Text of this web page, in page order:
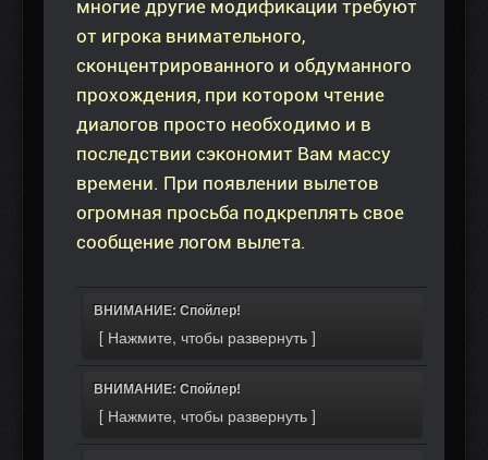
многие другие модификации требуют
от игрока внимательного,
сконцентрированного и обдуманного
прохождения, при котором чтение
диалогов просто необходимо и в
последствии сэкономит Вам массу
времени. При появлении вылетов
огромная просьба подкреплять свое
сообщение логом вылета.
ВНИМАНИЕ: Спойлер!
ВНИМАНИЕ: Спойлер!